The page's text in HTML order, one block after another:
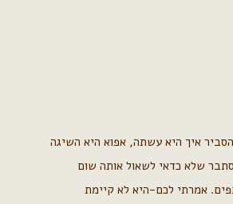
איך היא עשתה, אפוא היא השיגה
שלא כדאי לשאול אותה שום
אמרתי לכם-היא לא קיימת